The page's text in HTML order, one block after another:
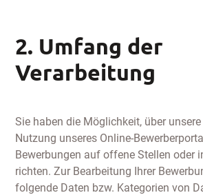
2. Umfang der
Verarbeitung
Sie haben die Möglichkeit, über unsere
Nutzung unseres Online-
Bewerbungen auf offene Stellen oder
richten. Zur Bearbeitung Ihrer
folgende Daten bzw. Kategorien von